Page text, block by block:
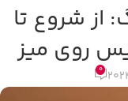
از شروع تا
روی میز
0